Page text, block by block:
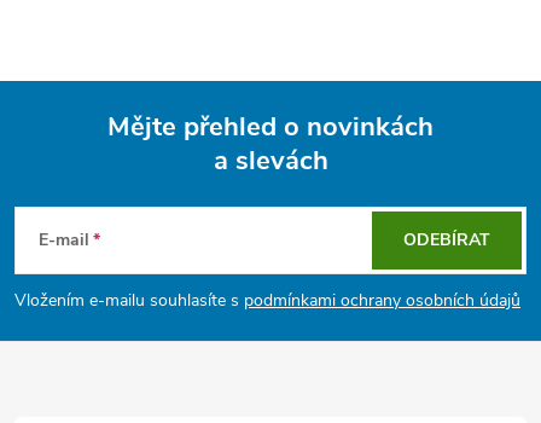
p
a
Mějte přehled o novinkách
a slevách
E-mail
Vložením e-mailu souhlasíte s podmínkami ochrany osobních údajů
ODEBÍRAT